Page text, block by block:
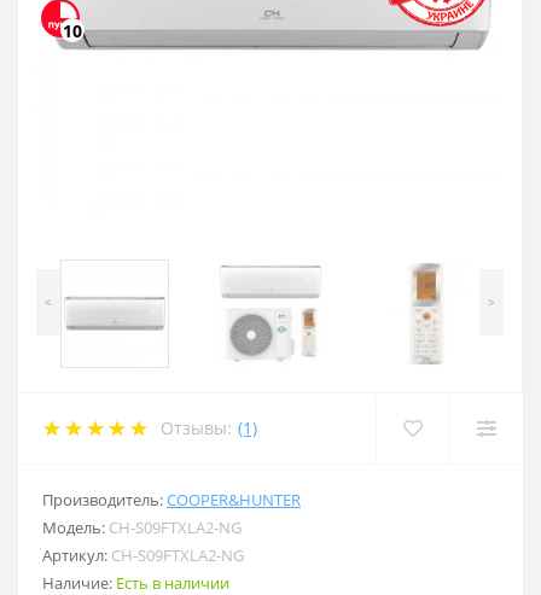
10
< >
Отзывы: (1)
Производитель:COOPER&HUNTER
Модель: CH-S09FTXLA2-NG
Артикул: CH-S09FTXLA2-NG
Наличие: Есть в наличии